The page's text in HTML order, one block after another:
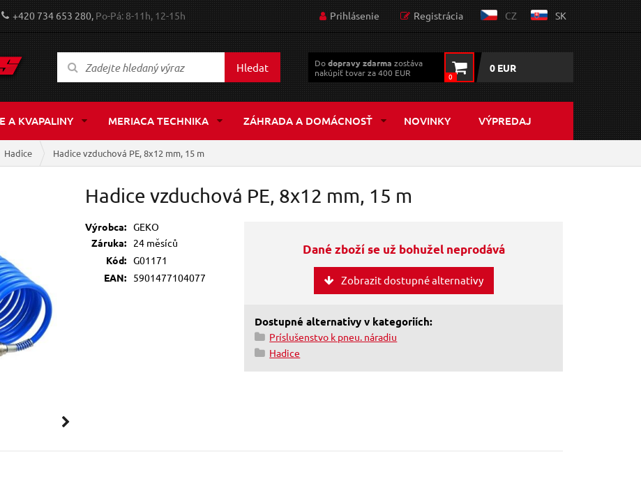
+420 734 653 280, Po-Pá: 8-11h, 12-15h Prihlásenie Registrácia CZ SK
Hledat Dodopravy zdarma zostáva
nakúpiť tovar za 400 EUR
0
0 EUR
A KVAPALINY MERIACA TECHNIKA ZÁHRADA A DOMÁCNOSŤ NOVINKY VÝPREDAJ
Hadice Hadice vzduchová PE, 8x12 mm, 15 m
Hadice vzduchová PE, 8x12 mm, 15 m
Výrobca: GEKO
Záruka:
24 měsíců
Kód: G01171
EAN:
5901477104077
Dané zboží se už bohužel neprodává
Zobrazit dostupné alternativy
Dostupné alternativy v kategoriích:
Príslušenstvo k pneu. náradiu
Hadice